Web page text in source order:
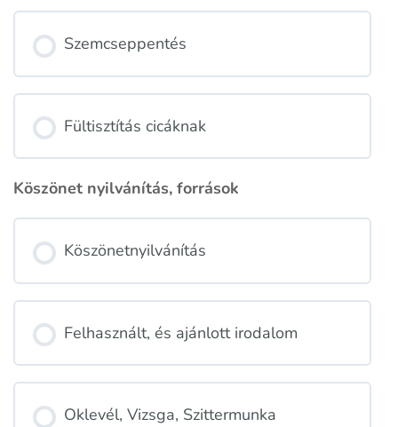
Szemcseppentés
Fültisztítás cicáknak
Köszönet nyilvánítás, források
Köszönetnyilvánítás
Felhasznált, és ajánlott irodalom
Oklevél, Vizsga, Szittermunka